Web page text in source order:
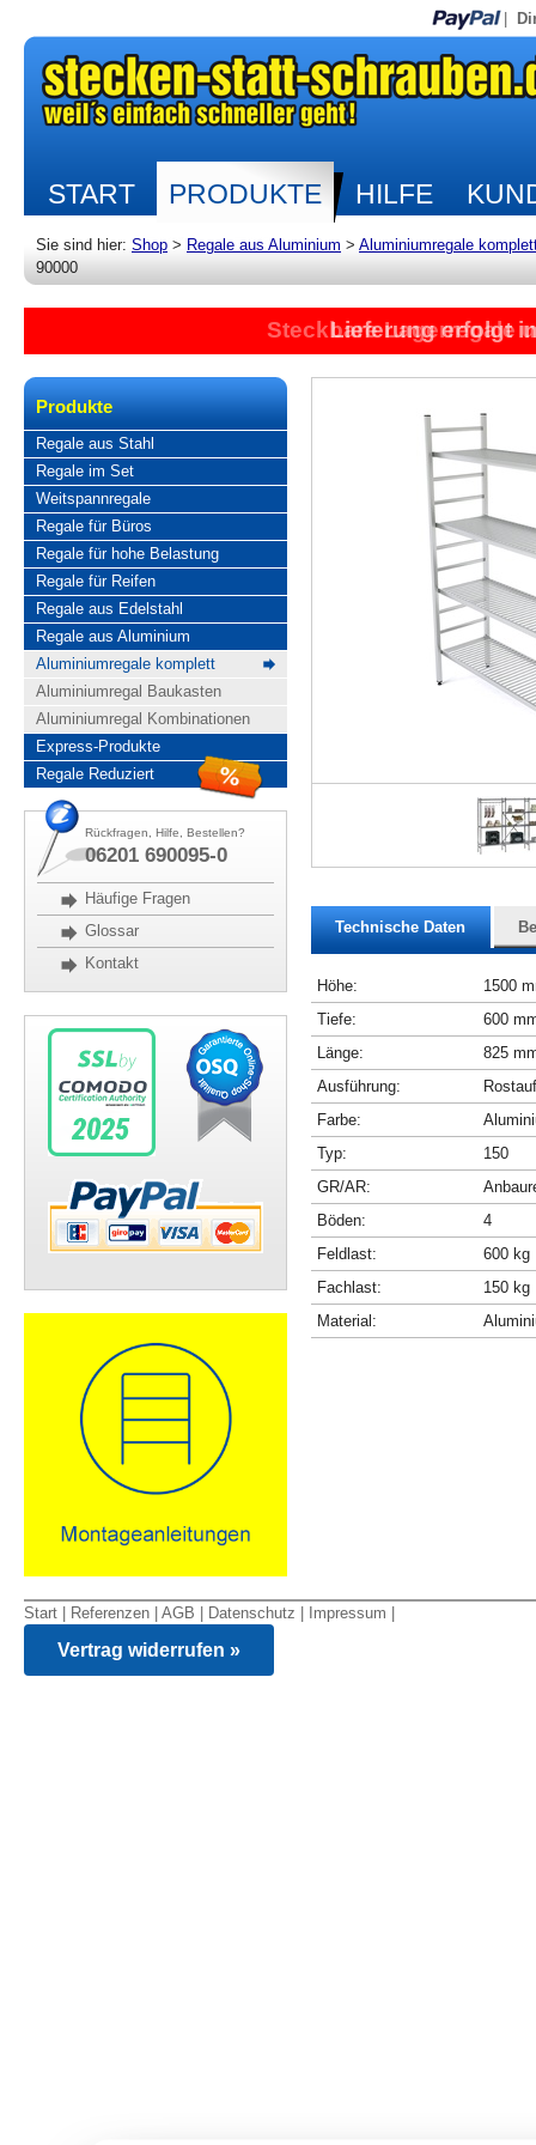
START PRODUKTE HILFE
Sie sind hier: Shop > Regale aus Aluminium > Aluminiumregale
90000
Steckbare Lagerregale
Lieferung erfolgt
Produkte
Regale aus Stahl
Regale im Set
Weitspannregale
Regale für Büros
Regale für hohe Belastung
Regale für Reifen
Regale aus Edelstahl
Regale aus Aluminium
Aluminiumregale komplett
Aluminiumregal Baukasten
Aluminiumregal Kombinationen
Express-Produkte
Regale Reduziert
Rückfragen, Hilfe, Bestellen?
06201 690095-0
Häufige Fragen
Glossar
Kontakt
Technische Daten
Höhe:
1500
Tiefe:
600
Länge:
825
Ausführung:
Farbe:
Typ:
150
GR/AR:
Böden:
4
Feldlast:
600 kg
Fachlast:
150 kg
Material:
Start Referenzen AGB Datenschutz Impressum
Vertrag widerrufen »